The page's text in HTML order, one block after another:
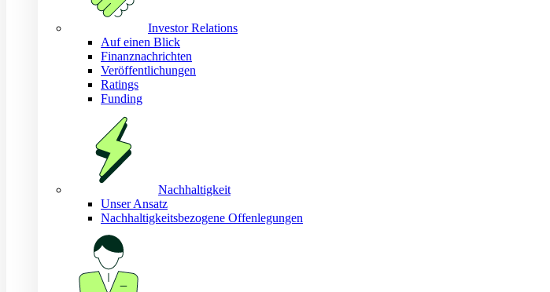
Investor Relations
Auf einen Blick
Finanznachrichten
Veröffentlichungen
Ratings
Funding
Nachhaltigkeit
Unser Ansatz
Nachhaltigkeitsbezogene Offenlegungen